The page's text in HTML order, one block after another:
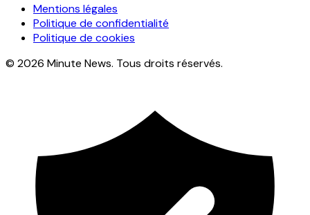
Mentions légales
Politique de confidentialité
Politique de cookies
© 2026 Minute News. Tous droits réservés.